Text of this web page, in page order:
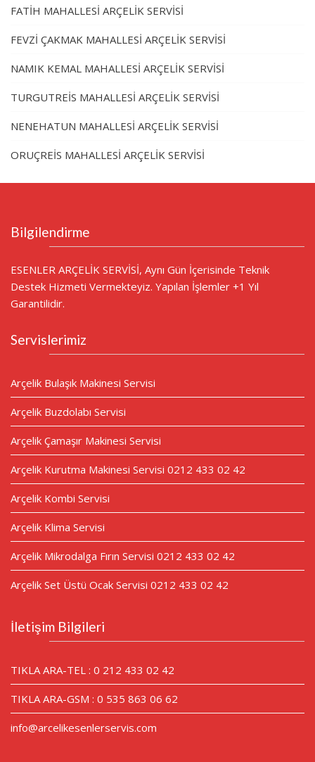
FATİH MAHALLESİ ARÇELİK SERVİSİ
FEVZİ ÇAKMAK MAHALLESİ ARÇELİK SERVİSİ
NAMIK KEMAL MAHALLESİ ARÇELİK SERVİSİ
TURGUTREİS MAHALLESİ ARÇELİK SERVİSİ
NENEHATUN MAHALLESİ ARÇELİK SERVİSİ
ORUÇREİS MAHALLESİ ARÇELİK SERVİSİ
Bilgilendirme
ESENLER ARÇELİK SERVİSİ, Aynı Gün İçerisinde Teknik
Destek Hizmeti Vermekteyiz. Yapılan İşlemler +1 Yıl
Garantilidir.
Servislerimiz
Arçelik Bulaşık Makinesi Servisi
Arçelik Buzdolabı Servisi
Arçelik Çamaşır Makinesi Servisi
Arçelik Kurutma Makinesi Servisi 0212 433 02 42
Arçelik Kombi Servisi
Arçelik Klima Servisi
Arçelik Mikrodalga Fırın Servisi 0212 433 02 42
Arçelik Set Üstü Ocak Servisi 0212 433 02 42
İletişim Bilgileri
TIKLA ARA-TEL : 0 212 433 02 42
TIKLA ARA-GSM : 0 535 863 06 62
info@arcelikesenlerservis.com